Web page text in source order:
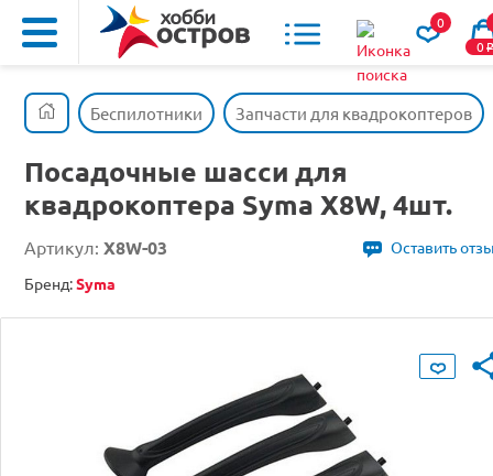
0
0o
Беспилотники Запчасти для квадрокоптеров
Посадочные шасси для
квадрокоптера Syma X8W, 4шт.
Артикул: X8W-03
Оставить
Бренд:Syma